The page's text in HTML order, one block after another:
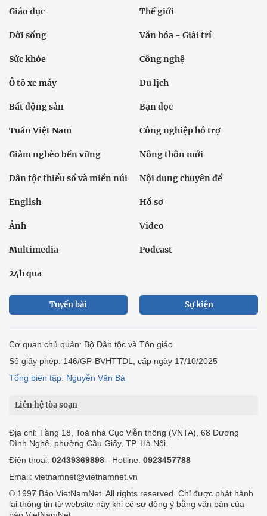
Giáo dục Thế giới
Đời sống Văn hóa - Giải trí
Sức khỏe Công nghệ
Ô tô xe máy Du lịch
Bất động sản Bạn đọc
Tuần Việt Nam Công nghiệp hỗ trợ
Giảm nghèo bền vững Nông thôn mới
Dân tộc thiểu số và miền núi Nội dung chuyên đề
English Hồ sơ
Ảnh Video
Multimedia Podcast
24h qua
Tuyến bài Sự kiện
Cơ quan chủ quản: Bộ Dân tộc và Tôn giáo
Số giấy phép: 146/GP-BVHTTDL, cấp ngày 17/10/2025
Tổng biên tập: Nguyễn Văn Bá
Liên hệ tòa soạn
Địa chỉ: Tầng 18, Toà nhà Cục Viễn thông (VNTA), 68 Dương
Đình Nghệ, phường Cầu Giấy, TP. Hà Nội.
Điện thoại: 02439369898 - Hotline: 0923457788
Email: vietnamnet@vietnamnet.vn
© 1997 Báo VietNamNet. All rights reserved. Chỉ được phát hành
lại thông tin từ website này khi có sự đồng ý bằng văn bản của